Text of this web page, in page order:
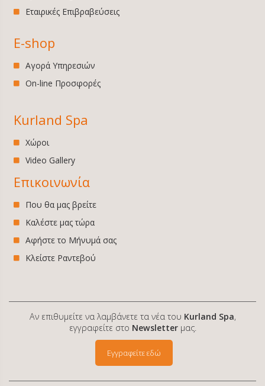
Εταιρικές Επιβραβεύσεις
E-shop
Αγορά Υπηρεσιών
On-line Προσφορές
Kurland Spa
Χώροι
Video Gallery
Επικοινωνία
Που θα μας βρείτε
Καλέστε μας τώρα
Αφήστε το Μήνυμά σας
Κλείστε Ραντεβού
Αν επιθυμείτε να λαμβάνετε τα νέα του Kurland Spa,
εγγραφείτε στο Newsletterμας.
Εγγραφείτε εδώ